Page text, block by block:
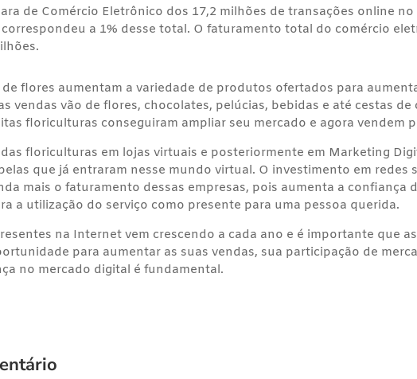
de Comércio Eletrônico dos 17,2 milhões de transações online no
a 1% desse total. O faturamento total do comércio
flores aumentam a variedade de produtos ofertados para
vendas vão de flores, chocolates, pelúcias, bebidas e até cestas de
floriculturas conseguiram ampliar seu mercado e agora vendem
floriculturas em lojas virtuais e posteriormente em Marketing
que já entraram nesse mundo virtual. O investimento em redes
mais o faturamento dessas empresas, pois aumenta a confiança
a utilização do serviço como presente para uma pessoa querida.
na Internet vem crescendo a cada ano e é importante que
para aumentar as suas vendas, sua participação de
no mercado digital é fundamental.